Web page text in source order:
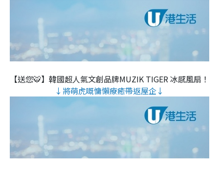
【送您🐯】韓國超人氣文創品牌MUZIK TIGER 冰感風扇！
↓將萌虎嘅慵懶療癒帶返屋企↓